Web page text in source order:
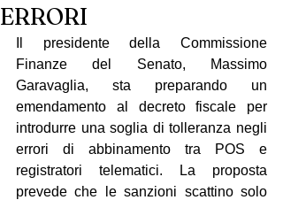
ERRORI
Il presidente della Commissione
Finanze del Senato, Massimo
Garavaglia, sta preparando un
emendamento al decreto fiscale per
introdurre una soglia di tolleranza negli
errori di abbinamento tra POS e
registratori telematici. La proposta
prevede che le sanzioni scattino solo